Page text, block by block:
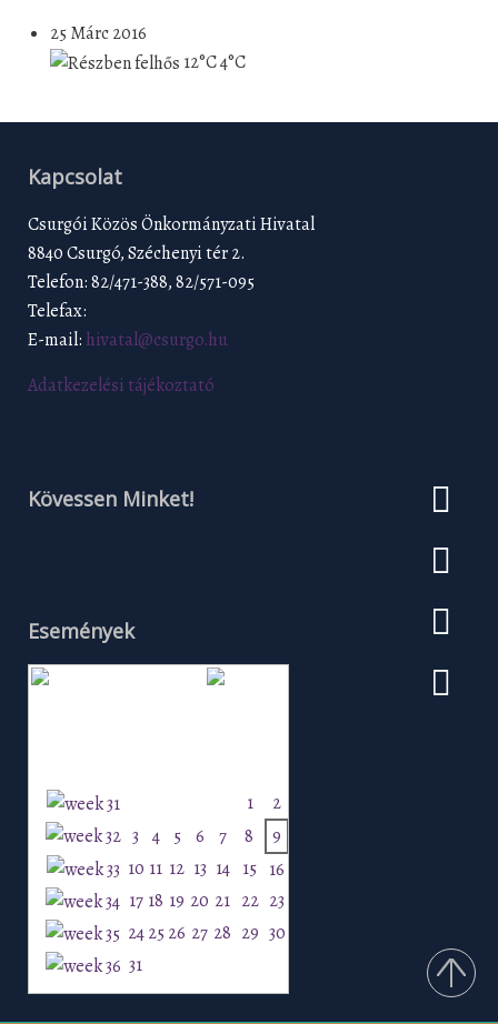
25 Márc 2016
12°C4°C
Kapcsolat
Csurgói Közös Önkormányzati Hivatal
8840 Csurgó, Széchenyi tér 2.
Telefon: 82/471-388, 82/571-095
Telefax:
E-mail: hivatal@csurgo.hu
Adatkezelési tájékoztató
Kövessen Minket!
Események
1
2
3 4 5 6 7 8
9
10 11 12 13 14 15 16
17 18 19 20 21 22 23
24 25 26 27 28 29 30
31